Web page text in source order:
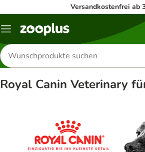
Versandkostenfrei ab
Menü
Produkte
suchen
Royal Canin Veterinary